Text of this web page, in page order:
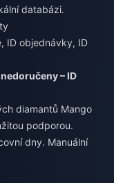
databázi.
ID objednávky, ID
– ID
diamantů Mango
podporou.
dny. Manuální